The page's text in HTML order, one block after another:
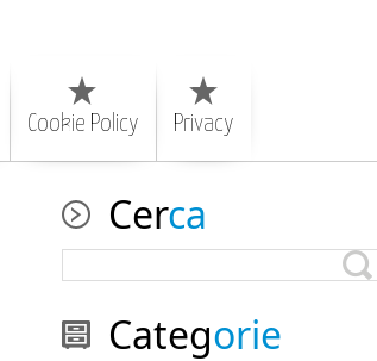
Cookie Policy Privacy
Cerca
Categorie